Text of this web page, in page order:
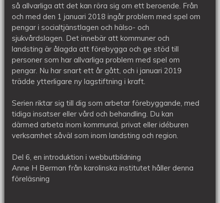
så allvarliga att det kan röra sig om ett beroende. Från
och med den 1 januari 2018 ingår problem med spel om
pengar i socialtjänstlagen och hälso- och
sjukvårdslagen. Det innebär att kommuner och
landsting är ålagda att förebygga och ge stöd till
personer som har allvarliga problem med spel om
pengar. Nu har snart ett år gått, och i januari 2019
trädde ytterligare ny lagstiftning i kraft.
Serien riktar sig till dig som arbetar förebyggande, med
tidiga insatser eller vård och behandling. Du kan
därmed arbeta inom kommunal, privat eller idéburen
verksamhet såväl som inom landsting och region.
Del 6, en introduktion i webbutbildning
Anne H Berman från karolinska institutet håller denna
föreläsning